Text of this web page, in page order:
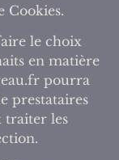
Cookies.
le choix
en matière
pourra
prestataires
traiter les